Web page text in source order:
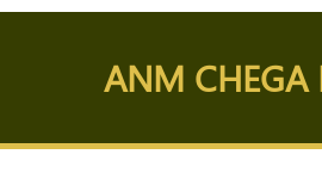
ANM CHEGA